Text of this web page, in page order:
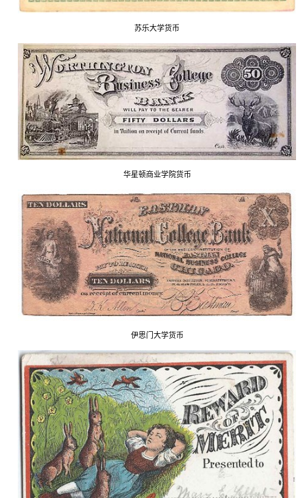
苏乐大学货币
华星顿商业学院货币
伊思门大学货币